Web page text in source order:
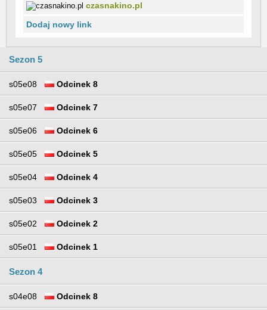
czasnakino.pl
Dodaj nowy link
Sezon 5
s05e08 Odcinek 8
s05e07 Odcinek 7
s05e06 Odcinek 6
s05e05 Odcinek 5
s05e04 Odcinek 4
s05e03 Odcinek 3
s05e02 Odcinek 2
s05e01 Odcinek 1
Sezon 4
s04e08 Odcinek 8